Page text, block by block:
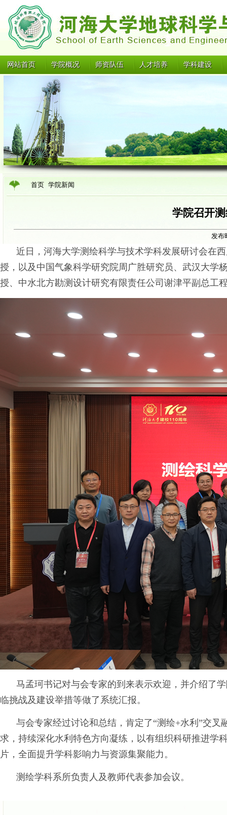
网站首页 学院概况 师资队伍 人才培养 学科建设
首页 学院新闻
学院召开
发
近日，河海大学测绘科学与技术学科发展研讨会在
授，以及 中国气象科学研究院周广胜研究员 、 武汉大学
授、 中水北方勘测设计研究有限责任公司 谢津平副总工
马孟珂书记对与会专家的到来表示欢迎，并介绍了
临挑战及建设举措等做了系统汇报。
与会专家经过讨论和总结，肯定了“测绘+水利”交叉
求， 持续深化水利特色方向凝练， 以有组织科研推进学
片，全面提升学科影响力与资源集聚能力。
测绘学科系所负责人及教师代表参加会议。